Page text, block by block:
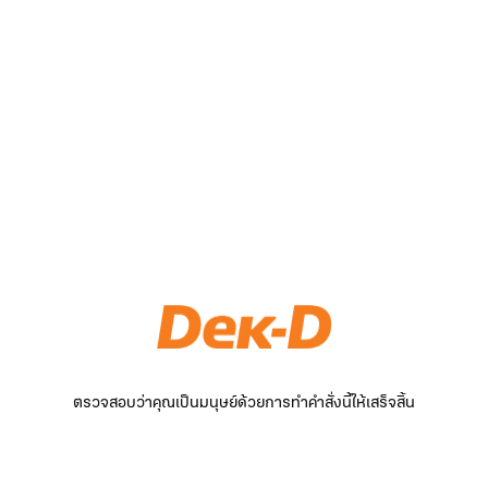
ตรวจสอบว่าคุณเป็นมนุษย์ด้วยการทำคำสั่งนี้ให้เสร็จสิ้น